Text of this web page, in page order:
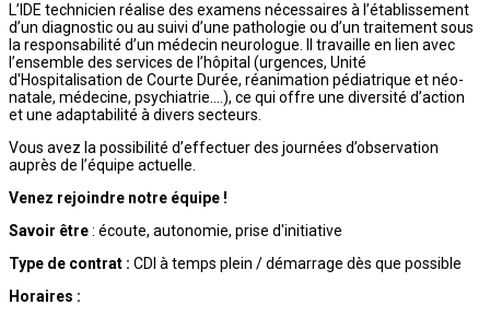
L’IDE technicien réalise des examens nécessaires à l’établissement
d’un diagnostic ou au suivi d’une pathologie ou d’un traitement sous
la responsabilité d’un médecin neurologue. Il travaille en lien avec
l’ensemble des services de l’hôpital (urgences, Unité
d'Hospitalisation de Courte Durée, réanimation pédiatrique et néo-
natale, médecine, psychiatrie….), ce qui offre une diversité d’action
et une adaptabilité à divers secteurs.
Vous avez la possibilité d’effectuer des journées d’observation
auprès de l’équipe actuelle.
Venez rejoindre notre équipe !
Savoir être: écoute, autonomie, prise d'initiative
Type de contrat : CDI à temps plein / démarrage dès que possible
Horaires :